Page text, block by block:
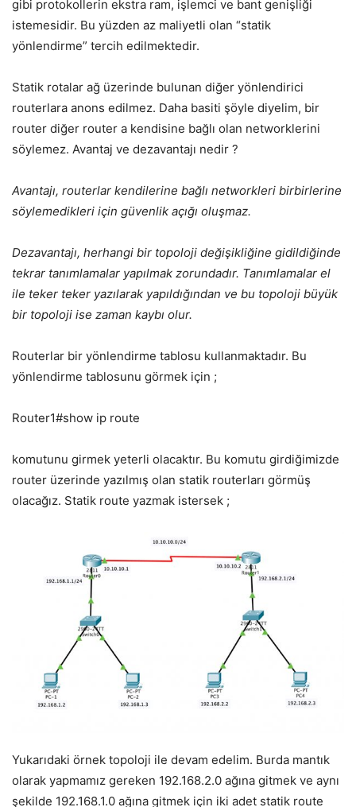
gibi protokollerin ekstra ram, işlemci ve bant genişliği
istemesidir. Bu yüzden az maliyetli olan “statik
yönlendirme” tercih edilmektedir.
Statik rotalar ağ üzerinde bulunan diğer yönlendirici
routerlara anons edilmez. Daha basiti şöyle diyelim, bir
router diğer router a kendisine bağlı olan networklerini
söylemez. Avantaj ve dezavantajı nedir ?
Avantajı, routerlar kendilerine bağlı networkleri birbirlerine
söylemedikleri için güvenlik açığı oluşmaz.
Dezavantajı, herhangi bir topoloji değişikliğine gidildiğinde
tekrar tanımlamalar yapılmak zorundadır. Tanımlamalar el
ile teker teker yazılarak yapıldığından ve bu topoloji büyük
bir topoloji ise zaman kaybı olur.
Routerlar bir yönlendirme tablosu kullanmaktadır. Bu
yönlendirme tablosunu görmek için ;
Router1#show ip route
komutunu girmek yeterli olacaktır. Bu komutu girdiğimizde
router üzerinde yazılmış olan statik routerları görmüş
olacağız. Statik route yazmak istersek ;
Yukarıdaki örnek topoloji ile devam edelim. Burda mantık
olarak yapmamız gereken 192.168.2.0 ağına gitmek ve aynı
şekilde 192.168.1.0 ağına gitmek için iki adet statik route